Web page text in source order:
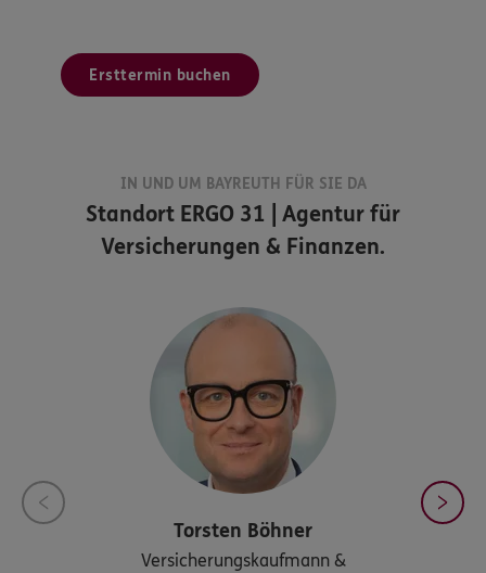
Ersttermin buchen
IN UND UM BAYREUTH FÜR SIE DA
Standort ERGO 31 | Agentur für
Versicherungen & Finanzen.
Torsten Böhner
Versicherungskaufmann &